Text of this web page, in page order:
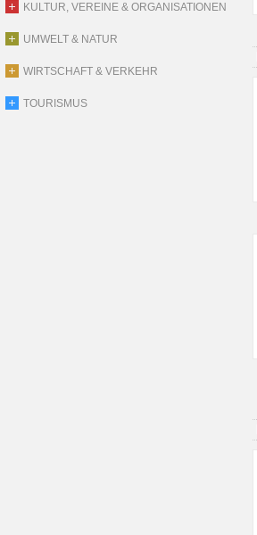
KULTUR, VEREINE & ORGANISATIONEN
UMWELT & NATUR
WIRTSCHAFT & VERKEHR
TOURISMUS